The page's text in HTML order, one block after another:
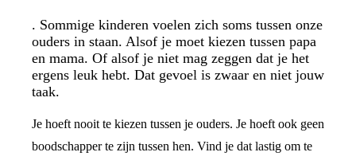
. Sommige kinderen voelen zich soms tussen onze
ouders in staan. Alsof je moet kiezen tussen papa
en mama. Of alsof je niet mag zeggen dat je het
ergens leuk hebt. Dat gevoel is zwaar en niet jouw
taak.
Je hoeft nooit te kiezen tussen je ouders. Je hoeft ook geen
boodschapper te zijn tussen hen. Vind je dat lastig om te